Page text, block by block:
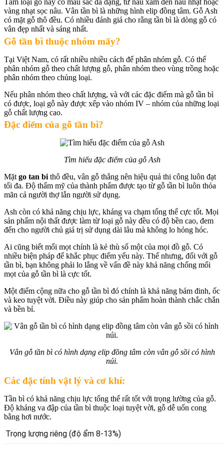
vàng nhạt sọc nâu. Vân tần bì là những hình elip đồng tâm. Gỗ Ash
có mặt gỗ thô đều. Có nhiều đánh giá cho rằng tần bì là dòng gỗ có
vân đẹp nhất và sáng nhất.
Gỗ tần bì thuộc nhóm mấy?
Tại Việt Nam, có rất nhiều nhiều cách để phân nhóm gỗ. Có thể
phân nhóm gỗ theo chất lượng gỗ, phân nhóm theo vùng trồng hoặc
phân nhóm theo chủng loại.
Nếu phân nhóm theo chất lượng, và với các đặc điểm mà gỗ tần bì
có được, loại gỗ này được xếp vào nhóm IV – nhóm của những loại
gỗ chất lượng cao.
Đặc điểm của gỗ tần bì?
Tìm hiểu đặc điểm của gỗ Ash
Mặt go tan bi thô đều, vân gỗ thẳng nên hiệu quả thi công luôn đạt
tối đa. Độ thẩm mỹ của thành phẩm được tạo từ gỗ tần bì luôn thỏa
mãn cả người thợ lẫn người sử dụng.
Ash còn có khả năng chịu lực, kháng va chạm tổng thể cực tốt. Mọi
sản phẩm nội thất được làm từ loại gỗ này đều có độ bền cao, đem
đến cho người chủ giá trị sử dụng dài lâu mà không lo hỏng hóc.
Ai cũng biết mối mọt chính là kẻ thù số một của mọi đồ gỗ. Có
nhiều biện pháp để khắc phục điểm yếu này. Thế nhưng, đối với gỗ
tần bì, bạn không phải lo lắng về vấn đề này khả năng chống mối
mọt của gỗ tần bì là cực tốt.
Một điểm cộng nữa cho gỗ tần bì đó chính là khả năng bám đinh, ốc
và keo tuyệt vời. Điều này giúp cho sản phẩm hoàn thành chắc chắn
và bền bỉ.
Vân gỗ tần bì có hình dạng elip đồng tâm còn vân gỗ sồi có hình
núi.
Các đặc tính vật lý và cơ khí:
Tần bì có khả năng chịu lực tổng thể rất tốt với trọng lường của gỗ.
Độ kháng va đập của tần bì thuộc loại tuyệt vời, gỗ dễ uốn cong
bằng hơi nước.
Trọng lượng riêng (độ ẩm 8-13%)